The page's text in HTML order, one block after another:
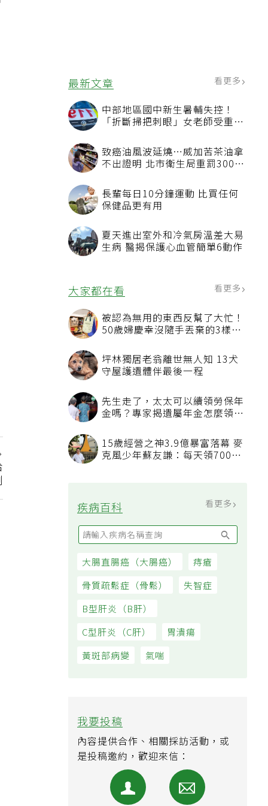
最新文章 看更多
中部地區國中新生暑輔失控！
「折斷掃把刺眼」女老師受重傷
致癌油風波延燒…威加苦茶油拿
不出證明 北市衛生局重罰300萬
長輩每日10分鐘運動 比買任何
保健品更有用
夏天進出室外和冷氣房溫差大易
生病 醫揭保護心血管簡單6動作
大家都在看 看更多
被認為無用的東西反幫了大忙！
50歲婦慶幸沒隨手丟棄的3樣物
坪林獨居老翁離世無人知 13犬
守屋護遺體伴最後一程
先生走了，太太可以續領勞保年
金嗎？專家揭遺屬年金怎麼領，
15歲經營之神3.9億暴富落幕 麥
克風少年蘇友謙：每天領700元
疾病百科
大腸直腸癌（大腸癌）
痔瘡
我要投稿
內容提供合作、相關採訪活動，或
是投稿邀約，歡迎來信：